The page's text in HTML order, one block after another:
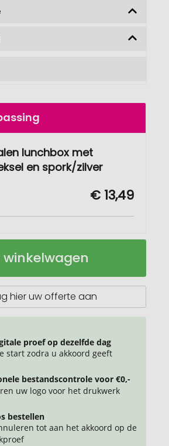
lunchbox met
en spork/zilver
€ 13,49
winkelwagen
hier uw offerte aan
proef op dezelfde dag
start zodra u akkoord geeft
bestandscontrole voor €0,-
uw logo voor het drukwerk
bestellen
tot aan het akkoord op de